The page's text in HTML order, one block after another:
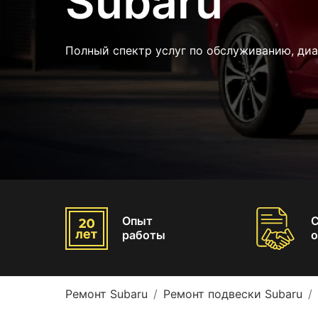
Полный спектр услуг по обслуживанию,
Опыт
работы
Ремонт Subaru Ремонт подвески Subaru